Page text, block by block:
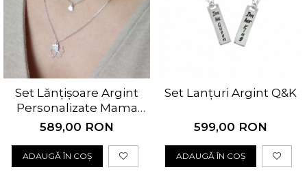
Set Lănțișoare Argint
Personalizate Mama
Fiică cu Trifoi și 3 Inimi
589,00 RON
ADAUGĂ ÎN COȘ
Set Lanțuri Argint Q&K
599,00 RON
ADAUGĂ ÎN COȘ